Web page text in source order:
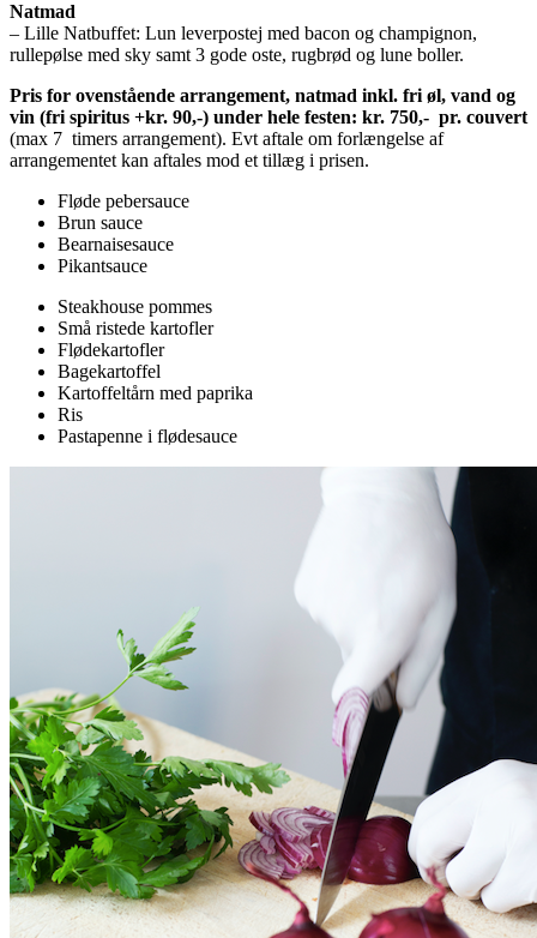
Natmad
– Lille Natbuffet: Lun leverpostej med bacon og champignon,
rullepølse med sky samt 3 gode oste, rugbrød og lune boller.
Pris for ovenstående arrangement, natmad inkl. fri øl, vand og
vin (fri spiritus +kr. 90,-) under hele festen: kr. 750,- pr. couvert
(max 7 timers arrangement). Evt aftale om forlængelse af
arrangementet kan aftales mod et tillæg i prisen.
Fløde pebersauce
Brun sauce
Bearnaisesauce
Pikantsauce
Steakhouse pommes
Små ristede kartofler
Flødekartofler
Bagekartoffel
Kartoffeltårn med paprika
Ris
Pastapenne i flødesauce